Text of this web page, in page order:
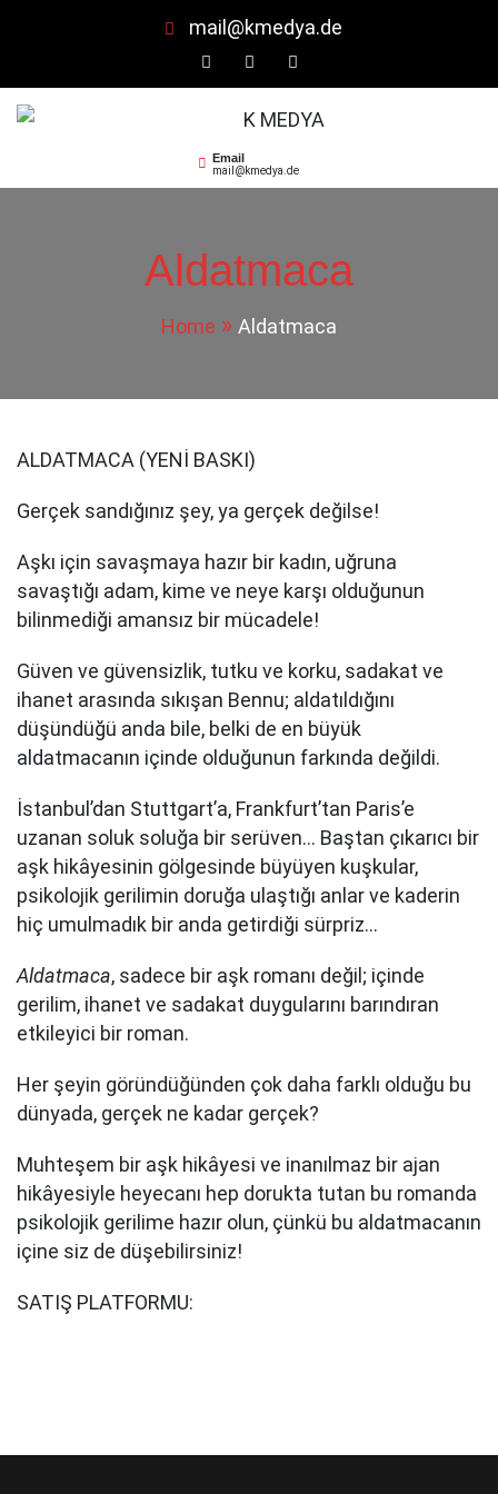
mail@kmedya.de
Email
mail@kmedya.de
Aldatmaca
Home Aldatmaca
ALDATMACA (YENİ BASKI)
Gerçek sandığınız şey, ya gerçek değilse!
Aşkı için savaşmaya hazır bir kadın, uğruna
savaştığı adam, kime ve neye karşı olduğunun
bilinmediği amansız bir mücadele!
Güven ve güvensizlik, tutku ve korku, sadakat ve
ihanet arasında sıkışan Bennu; aldatıldığını
düşündüğü anda bile, belki de en büyük
aldatmacanın içinde olduğunun farkında değildi.
İstanbul’dan Stuttgart’a, Frankfurt’tan Paris’e
uzanan soluk soluğa bir serüven… Baştan çıkarıcı bir
aşk hikâyesinin gölgesinde büyüyen kuşkular,
psikolojik gerilimin doruğa ulaştığı anlar ve kaderin
hiç umulmadık bir anda getirdiği sürpriz…
Aldatmaca, sadece bir aşk romanı değil; içinde
gerilim, ihanet ve sadakat duygularını barındıran
etkileyici bir roman.
Her şeyin göründüğünden çok daha farklı olduğu bu
dünyada, gerçek ne kadar gerçek?
Muhteşem bir aşk hikâyesi ve inanılmaz bir ajan
hikâyesiyle heyecanı hep dorukta tutan bu romanda
psikolojik gerilime hazır olun, çünkü bu aldatmacanın
içine siz de düşebilirsiniz!
SATIŞ PLATFORMU: